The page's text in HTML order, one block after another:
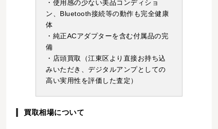
・使用感の少ない美品コンディショ
ン、Bluetooth接続等の動作も完全健康
体
・純正ACアダプターを含む付属品の完
備
・店頭買取（江東区より直接お持ち込
みいただき、デジタルアンプとしての
高い実用性を評価した査定）
買取相場について